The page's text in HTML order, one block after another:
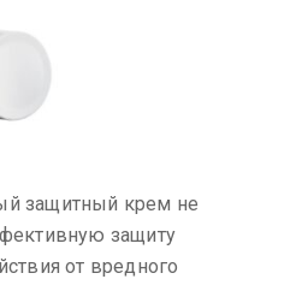
защитный крем не
защиту
от вредного